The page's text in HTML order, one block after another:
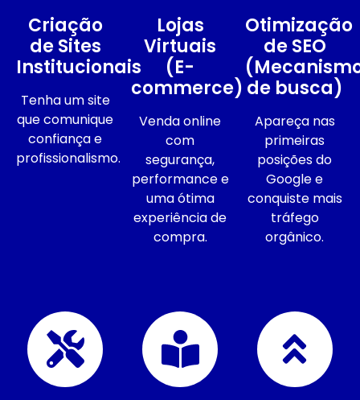
Criação
de Sites
Institucionais
Tenha um site
que comunique
confiança e
profissionalismo.
Lojas
Virtuais
(E-
commerce)
Venda online
com
segurança,
performance e
uma ótima
experiência de
compra.
Otimização
de SEO
de busca)
Apareça nas
primeiras
posições do
Google e
conquiste mais
tráfego
orgânico.